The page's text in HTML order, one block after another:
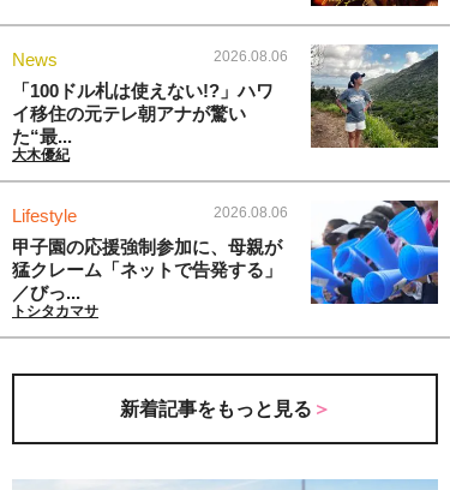
News 2026.08.06
「100ドル札は使えない!?」ハワ
イ移住の元テレ朝アナが驚い
た“最...
大木優紀
Lifestyle 2026.08.06
甲子園の応援強制参加に、母親が
猛クレーム「ネットで告発する」
／びっ...
トシタカマサ
新着記事をもっと見る